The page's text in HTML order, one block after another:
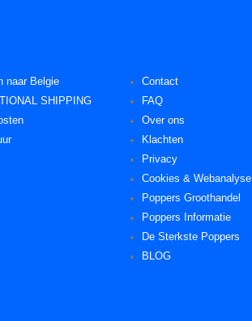
naar Belgie
SHIPPING
Contact
FAQ
Over ons
Klachten
Privacy
Cookies & Webanalyse
Poppers Groothandel
Poppers Informatie
De Sterkste Poppers
BLOG